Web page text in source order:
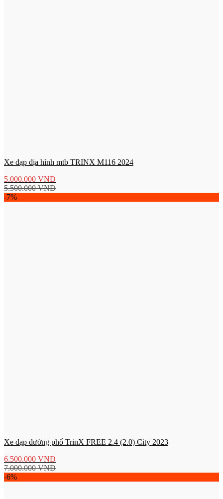
Xe đạp địa hình mtb TRINX M116 2024
5.000.000 VNĐ
5.500.000VNĐ
-7%
Xe đạp đường phố TrinX FREE 2.4 (2.0) City 2023
6.500.000 VNĐ
7.000.000VNĐ
-6%